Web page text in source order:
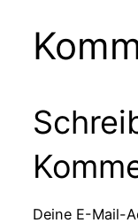
Deine E-Mail-